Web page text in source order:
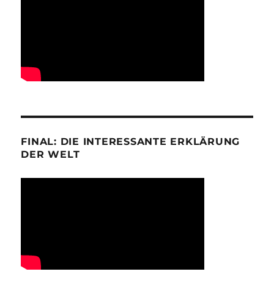
FINAL: DIE INTERESSANTE ERKLÄRUNG
DER WELT